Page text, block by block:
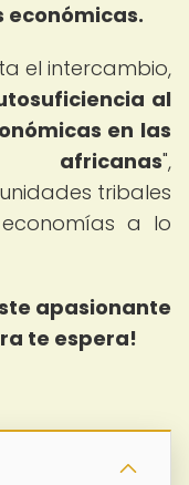
económicas.
el intercambio,
al
en las
africanas",
tribales
a lo
apasionante
te espera!